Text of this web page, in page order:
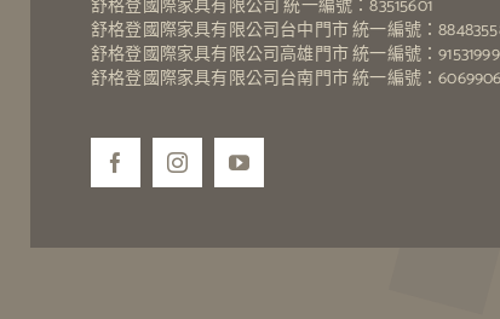
舒格登國際家具有限公司 統一編號：83515601
舒格登國際家具有限公司台中門市 統一編號：
舒格登國際家具有限公司高雄門市 統一編號：91531999
舒格登國際家具有限公司台南門市 統一編號：